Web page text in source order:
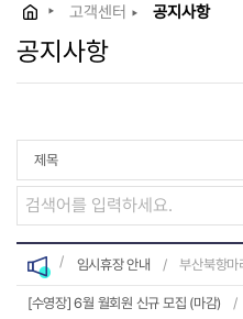
고객센터 공지사항
공지사항
임시휴장 안내 부산북항마
[수영장] 6월 월회원 신규 모집 (마감)